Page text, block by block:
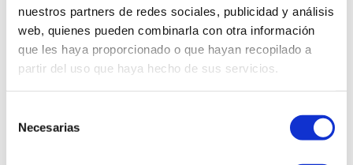
nuestros partners de redes sociales, publicidad y análisis
web, quienes pueden combinarla con otra información
que les haya proporcionado o que hayan recopilado a
partir del uso que haya hecho de sus servicios.
Necesarias